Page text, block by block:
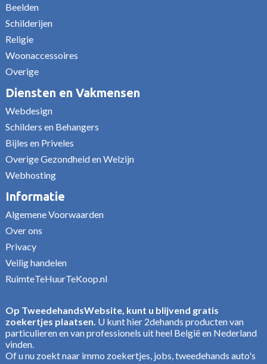
Beelden
Schilderijen
Religie
Woonaccessoires
Overige
Diensten en Vakmensen
Webdesign
Schilders en Behangers
Bijles en Priveles
Overige Gezondheid en Welzijn
Webhosting
Informatie
Algemene Voorwaarden
Over ons
Privacy
Veilig handelen
RuimteTeHuurTeKoop.nl
Op TweedehandsWebsite, kunt u blijvend gratis
zoekertjes plaatsen. U kunt hier 2dehands producten van
particulieren en van professionels uit heel België en Nederland
vinden.
Of u nu zoekt naar immo zoekertjes, jobs, tweedehands auto's